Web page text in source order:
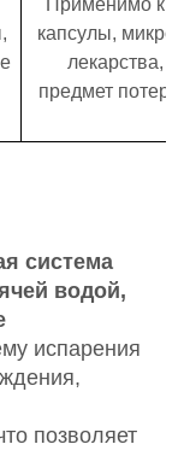
капсулы,
лекарства,
предмет
система
водой,
испарения
позволяет